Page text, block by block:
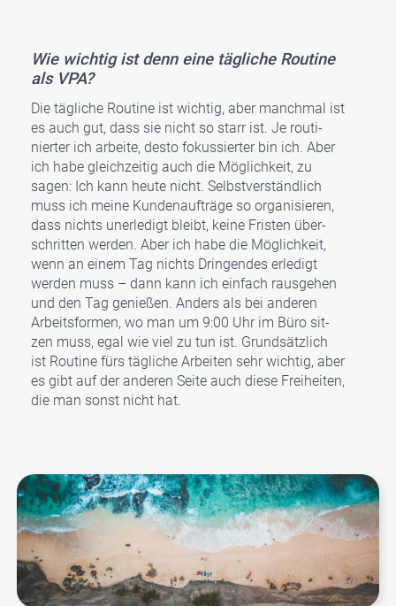
Wie wich­tig ist denn eine täg­li­che Rou­ti­ne
als VPA?
Die täg­li­che Rou­ti­ne ist wich­tig, aber manch­mal ist
es auch gut, dass sie nicht so starr ist. Je rou­ti­
nier­ter ich arbei­te, des­to fokus­sier­ter bin ich. Aber
ich habe gleich­zei­tig auch die Mög­lich­keit, zu
sagen: Ich kann heu­te nicht. Selbst­ver­ständ­lich
muss ich mei­ne Kun­den­auf­trä­ge so orga­ni­sie­ren,
dass nichts uner­le­digt bleibt, kei­ne Fris­ten über­
schrit­ten wer­den. Aber ich habe die Mög­lich­keit,
wenn an einem Tag nichts Drin­gen­des erle­digt
wer­den muss – dann kann ich ein­fach raus­ge­hen
und den Tag genie­ßen. Anders als bei ande­ren
Arbeits­for­men, wo man um 9:00 Uhr im Büro sit­
zen muss, egal wie viel zu tun ist. Grund­sätz­lich
ist Rou­ti­ne fürs täg­li­che Arbei­ten sehr wich­tig, aber
es gibt auf der ande­ren Sei­te auch die­se Frei­hei­ten,
die man sonst nicht hat.